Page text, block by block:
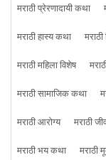
मराठी प्रेरणादायी कथा
मराठी हास्य कथा
मराठी महिला विशेष
मराठी सामाजिक कथा
मराठी आरोग्य
मराठी
मराठी भय कथा
मराठी